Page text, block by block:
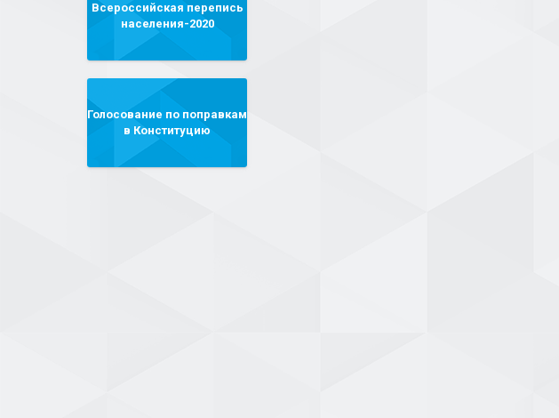
Всероссийская перепись
населения-2020
Голосование по поправкам
в Конституцию